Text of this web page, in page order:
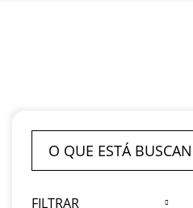
FILTRAR